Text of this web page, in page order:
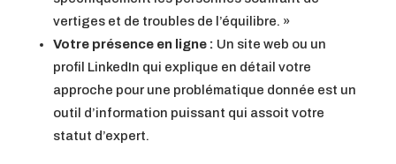
vertiges et de troubles de l’équilibre. »
Votre présence en ligne : Un site web ou un
profil LinkedIn qui explique en détail votre
approche pour une problématique donnée est un
outil d’information puissant qui assoit votre
statut d’expert.